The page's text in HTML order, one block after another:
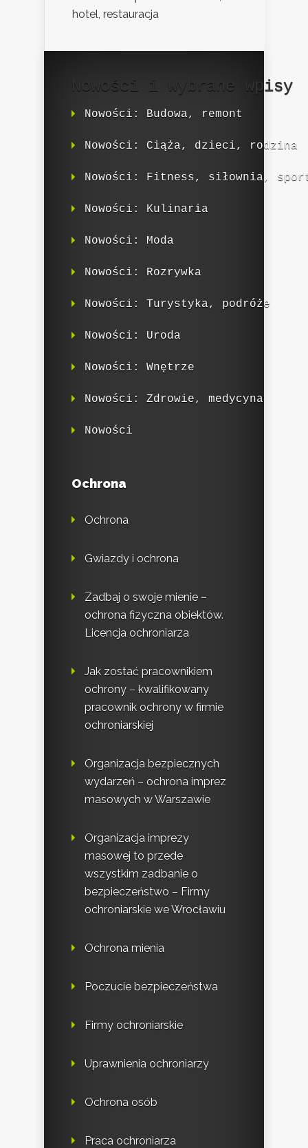
hotel, restauracja
Nowości i wybrane wpisy
Nowości: Budowa, remont
Nowości: Ciąża, dzieci, rodzina
Nowości: Fitness, siłownia,
Nowości: Kulinaria
Nowości: Moda
Nowości: Rozrywka
Nowości: Turystyka, podróże
Nowości: Uroda
Nowości: Wnętrze
Nowości: Zdrowie, medycyna
Nowości
Ochrona
Ochrona
Gwiazdy i ochrona
Zadbaj o swoje mienie –
ochrona fizyczna obiektów.
Licencja ochroniarza
Jak zostać pracownikiem
ochrony – kwalifikowany
pracownik ochrony w firmie
ochroniarskiej
Organizacja bezpiecznych
wydarzeń – ochrona imprez
masowych w Warszawie
Organizacja imprezy
masowej to przede
wszystkim zadbanie o
bezpieczeństwo – Firmy
ochroniarskie we Wrocławiu
Ochrona mienia
Poczucie bezpieczeństwa
Firmy ochroniarskie
Uprawnienia ochroniarzy
Ochrona osób
Praca ochroniarza